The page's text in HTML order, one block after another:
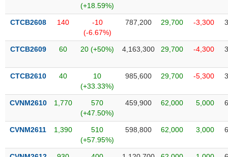
(+18.59%)
CTCB2608 140
-10
(-6.67%)
787,200 29,700 -3,300
CTCB2609 60 20 (+50%) 4,163,300 29,700 -4,300
CTCB2610 40
10
(+33.33%)
985,600 29,700 -5,300
CVNM2610 1,770
570
(+47.50%)
459,900 62,000 5,000
CVNM2611 1,390
510
(+57.95%)
598,800 62,000 3,000
ngữ
(-)
Dịch
(-)
Đào